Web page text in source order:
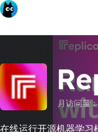
月访问量：
在线运行开源机器学习